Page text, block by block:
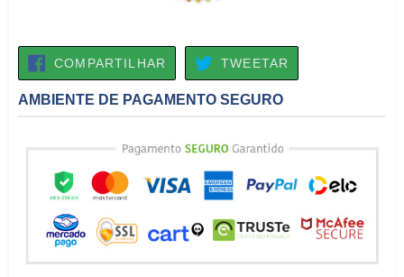
COMPARTILHAR COMPARTILHAR
NO
FACEBOOK
TWEETAR
AMBIENTE DE PAGAMENTO SEGURO